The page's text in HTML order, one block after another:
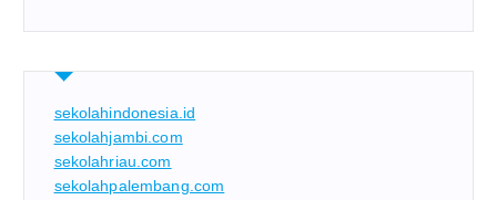
sekolahindonesia.id
sekolahjambi.com
sekolahriau.com
sekolahpalembang.com